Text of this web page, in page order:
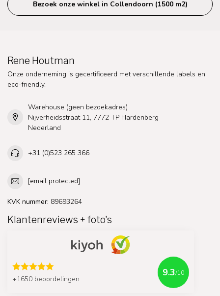
Bezoek onze winkel in Collendoorn (1500 m2)
Rene Houtman
Onze onderneming is gecertificeerd met verschillende labels en
eco-friendly.
Warehouse (geen bezoekadres)
Nijverheidsstraat 11, 7772 TP Hardenberg
Nederland
+31 (0)523 265 366
[email protected]
KVK nummer: 89693264
Klantenreviews + foto's
+1650 beoordelingen
9.3/10